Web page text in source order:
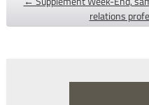
relations